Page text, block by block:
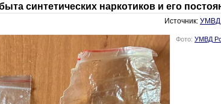
синтетических наркотиков и его
Источник: УМВД
Фото: УМВД